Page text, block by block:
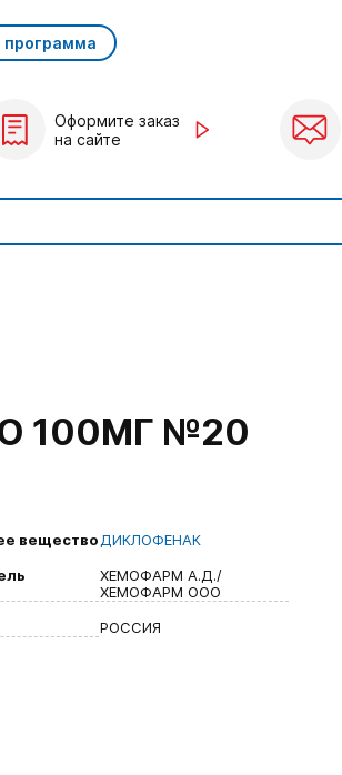
программа
Оформите заказ
на сайте
100МГ №20
веществоДИКЛОФЕНАК
ХЕМОФАРМ А.Д./
ХЕМОФАРМ ООО
РОССИЯ